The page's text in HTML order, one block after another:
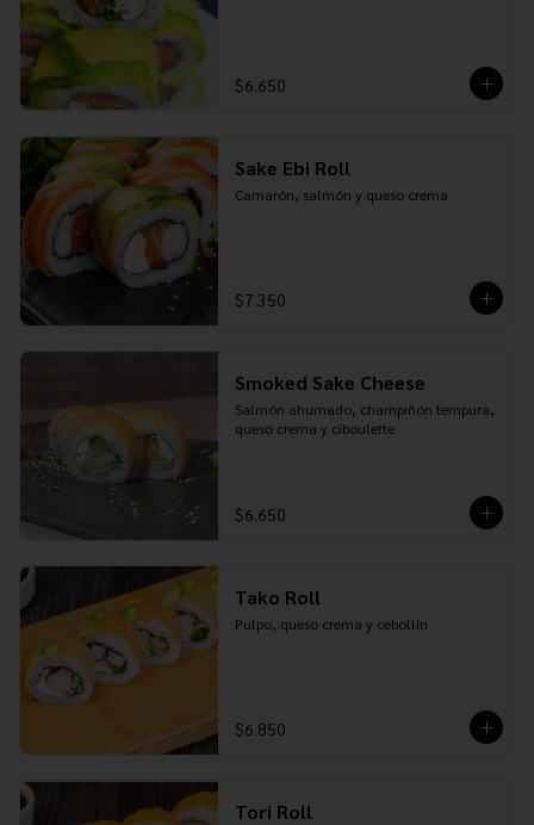
$6.650
Sake Ebi Roll
Camarón, salmón y queso crema
$7.350
Smoked Sake Cheese
Salmón ahumado, champiñón tempura,
queso crema y ciboulette
$6.650
Tako Roll
Pulpo, queso crema y cebollín
$6.850
Tori Roll